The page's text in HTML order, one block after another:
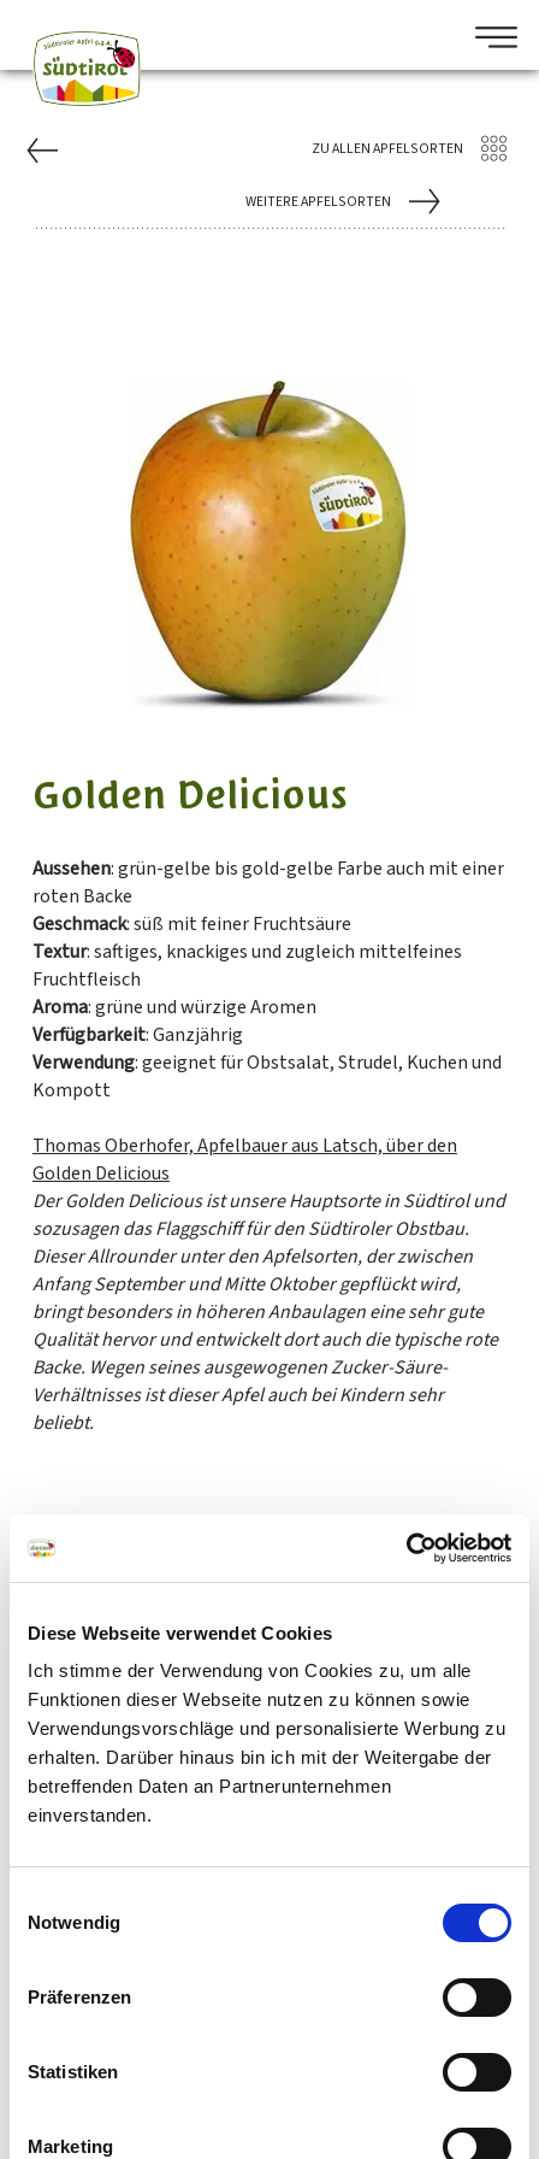
Diese Webseite verwendet Cookies
Ich stimme der Verwendung von Cookies zu, um alle
Funktionen dieser Webseite nutzen zu können sowie
Verwendungsvorschläge und personalisierte Werbung zu
erhalten. Darüber hinaus bin ich mit der Weitergabe der
betreffenden Daten an Partnerunternehmen
einverstanden.
Notwendig
Präferenzen
Statistiken
Marketing
Newsletter
Südtirols Bauern und
Herstellern über die
Schulter blicken und sich
von kreativen
Rezeptideen mit Apfel,
Speck und Milch
Newsletter macht’s
Nachname
ZU ALLEN APFELSORTEN
WEITERE APFELSORTEN
Golden Delicious
Aussehen: grün-gelbe bis gold-gelbe Farbe auch mit einer
roten Backe
Geschmack: süß mit feiner Fruchtsäure
Textur: saftiges, knackiges und zugleich mittelfeines
Fruchtfleisch
Aroma: grüne und würzige Aromen
Verfügbarkeit: Ganzjährig
Verwendung: geeignet für Obstsalat, Strudel, Kuchen und
Kompott
Thomas Oberhofer, Apfelbauer aus Latsch, über den
Golden Delicious
Der Golden Delicious ist unsere Hauptsorte in Südtirol und
sozusagen das Flaggschiff für den Südtiroler Obstbau.
Dieser Allrounder unter den Apfelsorten, der zwischen
Anfang September und Mitte Oktober gepflückt wird,
bringt besonders in höheren Anbaulagen eine sehr gute
Qualität hervor und entwickelt dort auch die typische rote
Backe. Wegen seines ausgewogenen Zucker-Säure-
Verhältnisses ist dieser Apfel auch bei Kindern sehr
beliebt.
GESCHMACK
FRUCHTFLEISCH
schmelzend
Häufige Fragen zum Golden
Wie schmeckt ein Golden Delicious?
Geschmack mit feiner Fruchtsäure. Ihr